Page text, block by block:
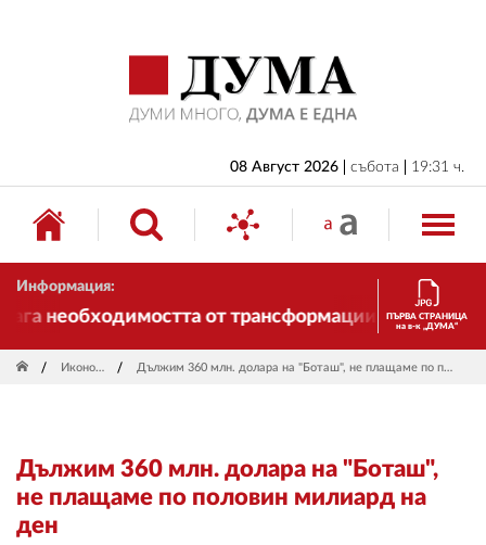
08 Август 2026 събота 19:31 ч.
Информация:
от трансформации. И ДУМА се
ПЪРВА СТРАНИЦА
на в-к „ДУМА“
Икономика Дължим 360 млн. долара на "Боташ", не плащаме по половин милиард на ден
Дължим 360 млн. долара на "Боташ",
не плащаме по половин милиард на
ден
БЪЛГАРИЯ
ИКОНОМИКА
ИЗБОРИ
СВЯТ
ДРУГИ